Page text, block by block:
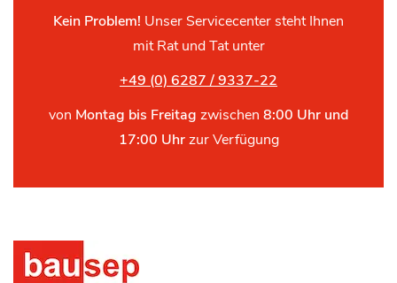
Kein Problem! Unser Servicecenter steht Ihnen
mit Rat und Tat unter
+49 (0) 6287 / 9337-22
von Montag bis Freitag zwischen 8:00 Uhr und
17:00 Uhrzur Verfügung